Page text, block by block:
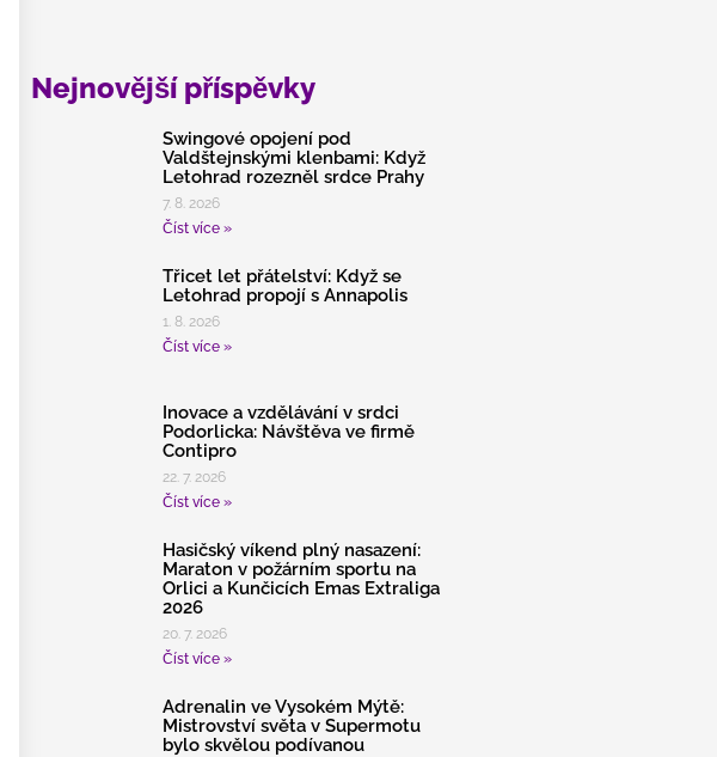
Nejnovější příspěvky
Swingové opojení pod
Valdštejnskými klenbami: Když
Letohrad rozezněl srdce Prahy
7. 8. 2026
Číst více »
Třicet let přátelství: Když se
Letohrad propojí s Annapolis
1. 8. 2026
Číst více »
Inovace a vzdělávání v srdci
Podorlicka: Návštěva ve firmě
Contipro
22. 7. 2026
Číst více »
Hasičský víkend plný nasazení:
Maraton v požárním sportu na
Orlici a Kunčicích Emas Extraliga
2026
20. 7. 2026
Číst více »
Adrenalin ve Vysokém Mýtě:
Mistrovství světa v Supermotu
bylo skvělou podívanou